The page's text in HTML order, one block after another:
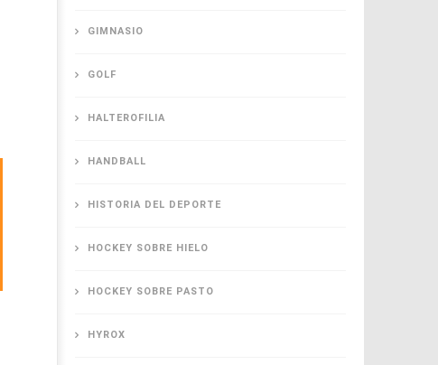
GIMNASIO
GOLF
HALTEROFILIA
HANDBALL
HISTORIA DEL DEPORTE
HOCKEY SOBRE HIELO
HOCKEY SOBRE PASTO
HYROX